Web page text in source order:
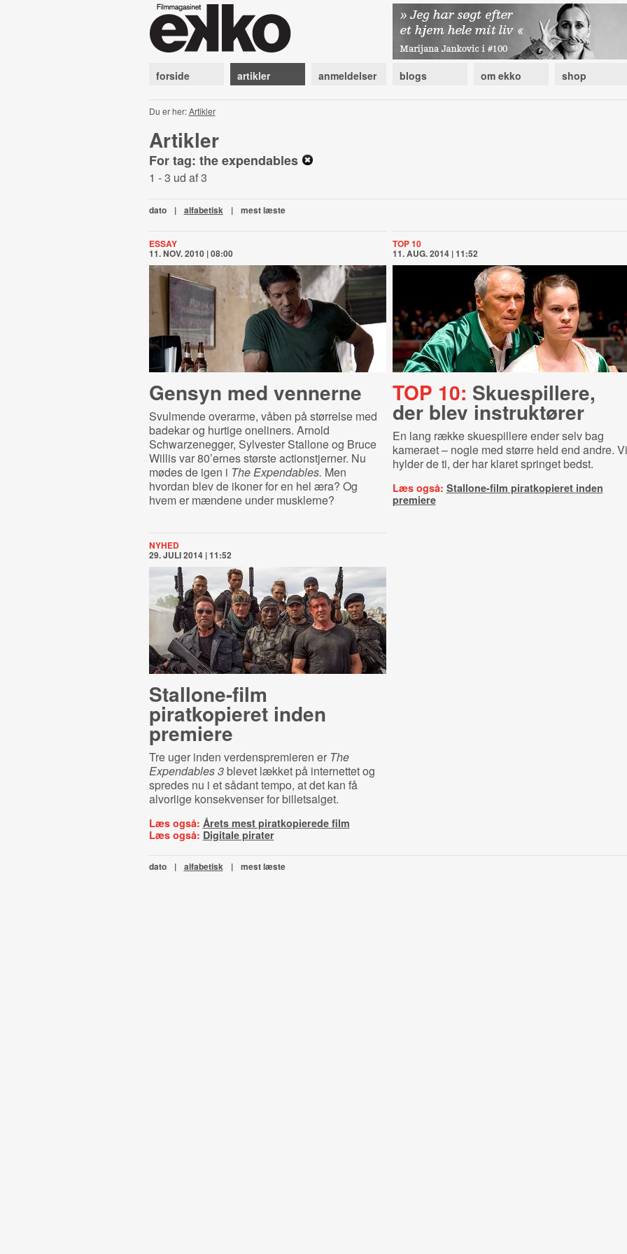
forside artikler anmeldelser blogs om ekko shop
Du er her:Artikler
Artikler
For tag: the expendables
1 - 3 ud af 3
dato | alfabetisk | mest læste
ESSAY
11. NOV. 2010 | 08:00
Gensyn med vennerne
Svulmende overarme, våben på størrelse med
badekar og hurtige oneliners. Arnold
Schwarzenegger, Sylvester Stallone og Bruce
Willis var 80’ernes største actionstjerner. Nu
mødes de igen i The Expendables. Men
hvordan blev de ikoner for en hel æra? Og
hvem er mændene under musklerne?
TOP 10
11. AUG. 2014 | 11:52
TOP 10: Skuespillere,
der blev instruktører
En lang række skuespillere ender selv bag
kameraet – nogle med større held end andre. Vi
hylder de ti, der har klaret springet bedst.
Læs også: Stallone-film piratkopieret inden
premiere
NYHED
29. JULI 2014 | 11:52
Stallone-film
piratkopieret inden
premiere
Tre uger inden verdenspremieren er The
Expendables 3blevet lækket på internettet og
spredes nu i et sådant tempo, at det kan få
alvorlige konsekvenser for billetsalget.
Læs også: Årets mest piratkopierede film
Læs også: Digitale pirater
dato | alfabetisk | mest læste